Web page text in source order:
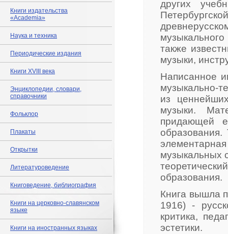
Книги издательства
«Academia»
Наука и техника
Периодические издания
Книги XVIII века
Энциклопедии, словари,
справочники
Фольклор
Плакаты
Открытки
Литературоведение
Книговедение, библиография
Книги на церковно-славянском
языке
Книги на иностранных языках
других
также
музыки,
Написанное
музыкально-
из
музыки.
придающей
музыкальных
образования.
Книга вышла
1916) -
критика,
эстетики.